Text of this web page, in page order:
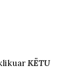
KËTU